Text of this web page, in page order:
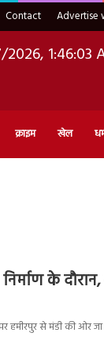
Contact Advertise
1:46:04
क्राइम खेल
के
हमीरपुर से मंडी की ओर